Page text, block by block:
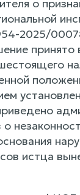
о
2025/
принято
истца